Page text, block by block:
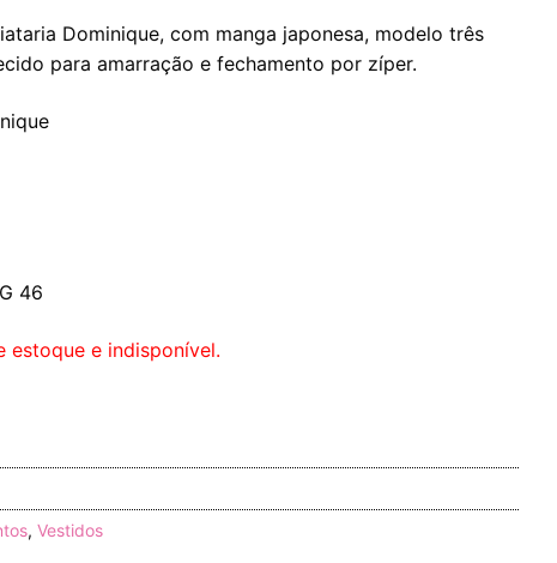
Dominique, com manga japonesa, modelo três
para amarração e fechamento por zíper.
46
estoque e indisponível.
, Vestidos